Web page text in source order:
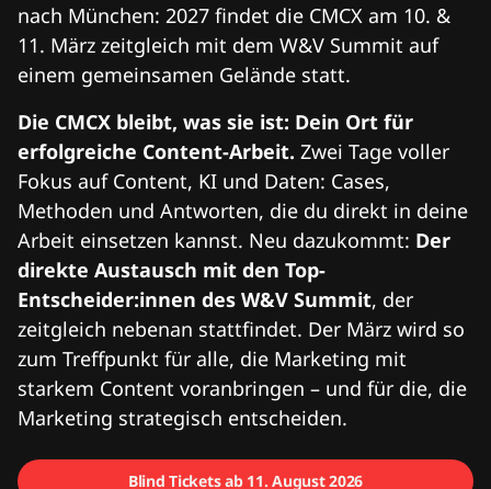
nach München: 2027 findet die CMCX am 10. &
11. März zeitgleich mit dem W&V Summit auf
einem gemeinsamen Gelände statt.
Die CMCX bleibt, was sie ist: Dein Ort für
erfolgreiche Content-Arbeit. Zwei Tage voller
Fokus auf Content, KI und Daten: Cases,
Methoden und Antworten, die du direkt in deine
Arbeit einsetzen kannst. Neu dazukommt: Der
direkte Austausch mit den Top-
Entscheider:innen des W&V Summit, der
zeitgleich nebenan stattfindet. Der März wird so
zum Treffpunkt für alle, die Marketing mit
starkem Content voranbringen – und für die, die
Marketing strategisch entscheiden.
Blind Tickets ab 11. August 2026